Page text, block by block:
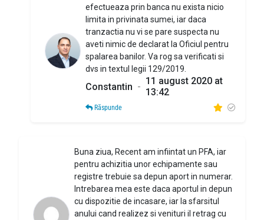
efectueaza prin banca nu exista nicio
limita in privinata sumei, iar daca
tranzactia nu vi se pare suspecta nu
aveti nimic de declarat la Oficiul pentru
spalarea banilor. Va rog sa verificati si
dvs in textul legii 129/2019.
Constantin - 11 august 2020 at
13:42
Răspunde
Buna ziua, Recent am infiintat un PFA, iar
pentru achizitia unor echipamente sau
registre trebuie sa depun aport in numerar.
Intrebarea mea este daca aportul in depun
cu dispozitie de incasare, iar la sfarsitul
anului cand realizez si venituri il retrag cu